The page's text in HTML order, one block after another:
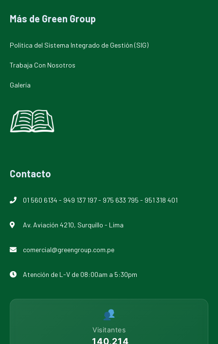
Más de Green Group
Política del Sistema Integrado de Gestión (SIG)
Trabaja Con Nosotros
Galería
Contacto
01 560 6134 - 949 137 197- 975 633 795 - 951 318 401
Av. Aviación 4210, Surquillo - Lima
comercial@greengroup.com.pe
Atención de L-V de 08:00am a 5:30pm
Visitantes
140,214